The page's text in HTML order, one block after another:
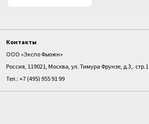
Контакты
ООО «Экспо Фьюжн»
Россия, 119021, Москва, ул. Тимура Фрунзе, д.3,. стр.1
Тел.: +7 (495) 955 91 99